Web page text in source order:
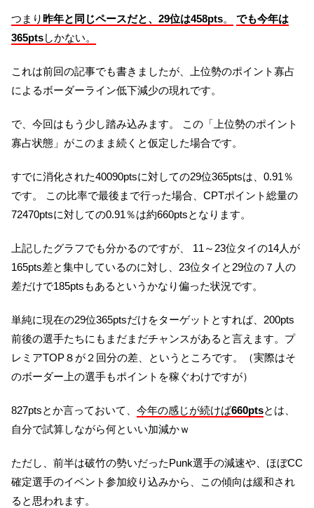
つまり 昨年と同じペースだと、29位は458pts。
でも今年は
365ptsしかない。
これは前回の記事でも書きましたが、上位勢のポイント寡占
によるボーダーライン低下減少の現れです。
で、今回はもう少し踏み込みます。 この「上位勢のポイント
寡占状態」がこのまま続くと仮定した場合です。
すでに消化された40090ptsに対しての29位365ptsは、0.91％
です。 この比率で最後まで行った場合、CPTポイント総量の
72470ptsに対しての0.91％は約660ptsとなります。
上記したグラフでも分かるのですが、 11～23位タイの14人が
165pts差と集中しているのに対し、23位タイと29位の７人の
差だけで185ptsもあるというかなり偏った状況です。
単純に現在の29位365ptsだけをターゲットとすれば、200pts
前後の選手たちにもまだまだチャンスがあると言えます。プ
レミアTOP８が２回分の差、というところです。（実際はそ
のボーダー上の選手もポイントを稼ぐわけですが）
827ptsとか言っておいて、 今年の感じが続けば660ptsとは、
自分で試算しながら何といい加減かｗ
ただし、前半は破竹の勢いだったPunk選手の減速や、ほぼCC
確定選手のイベント参加絞り込みから、この傾向は緩和され
ると思われます。